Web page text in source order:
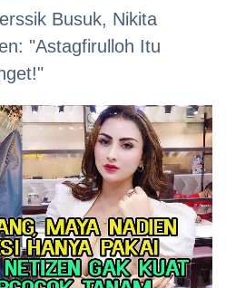
Busuk, Nikita
"Astagfirulloh Itu